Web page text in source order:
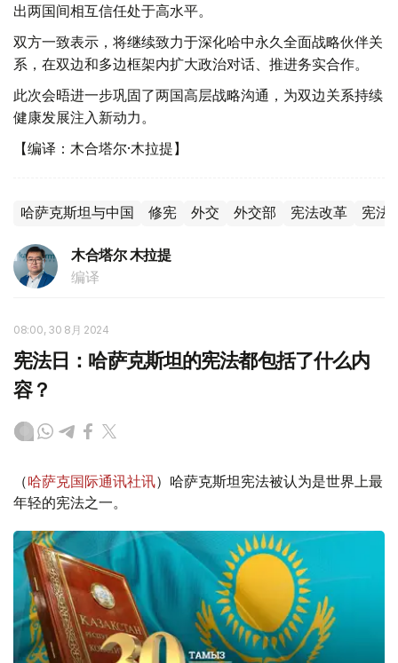
出两国间相互信任处于高水平。
双方一致表示，将继续致力于深化哈中永久全面战略伙伴关
系，在双边和多边框架内扩大政治对话、推进务实合作。
此次会晤进一步巩固了两国高层战略沟通，为双边关系持续
健康发展注入新动力。
【编译：木合塔尔·木拉提】
哈萨克斯坦与中国 修宪 外交 外交部 宪法改革 宪法
木合塔尔 木拉提
编译
08:00, 30 8月 2024
宪法日：哈萨克斯坦的宪法都包括了什么内
容？
（哈萨克国际通讯社讯）哈萨克斯坦宪法被认为是世界上最
年轻的宪法之一。